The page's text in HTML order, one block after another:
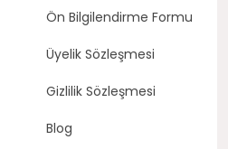
Ön Bilgilendirme Formu
Üyelik Sözleşmesi
Gizlilik Sözleşmesi
Blog